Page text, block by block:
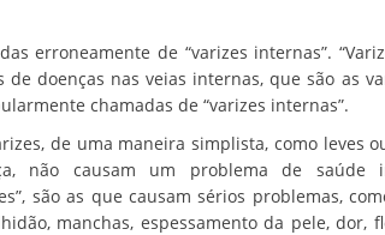
erroneamente de “varizes internas”.
doenças nas veias internas, que são as
chamadas de “varizes internas”.
de uma maneira simplista, como leves
não causam um problema de saúde
são as que causam sérios problemas,
manchas, espessamento da pele, dor,